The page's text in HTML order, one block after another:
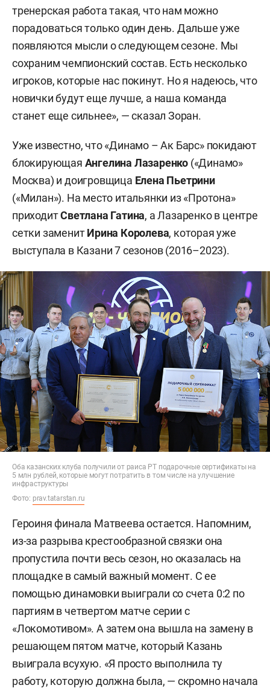
тренерская работа такая, что нам можно
порадоваться только один день. Дальше уже
появляются мысли о следующем сезоне. Мы
сохраним чемпионский состав. Есть несколько
игроков, которые нас покинут. Но я надеюсь, что
новички будут еще лучше, а наша команда
станет еще сильнее», — сказал Зоран.
Уже известно, что «Динамо – Ак Барс» покидают
блокирующая Ангелина Лазаренко («Динамо»
Москва) и доигровщица Елена Пьетрини
(«Милан»). На место итальянки из «Протона»
приходитСветлана Гатина, а Лазаренко в центре
сетки заменитИрина Королева, которая уже
выступала в Казани 7 сезонов (2016–2023).
Оба казанских клуба получили от раиса РТ подарочные сертификаты на
5 млн рублей, которые могут потратить в том числе на улучшение
инфраструктуры
Фото: prav.tatarstan.ru
Героиня финала Матвеева остается. Напомним,
из-за разрыва крестообразной связки она
пропустила почти весь сезон, но оказалась на
площадке в самый важный момент. С ее
помощью динамовки выиграли со счета 0:2 по
партиям в четвертом матче серии с
«Локомотивом». А затем она вышла на замену в
решающем пятом матче, который Казань
выиграла всухую. «Я просто выполнила ту
работу, которую должна была, — скромно начала